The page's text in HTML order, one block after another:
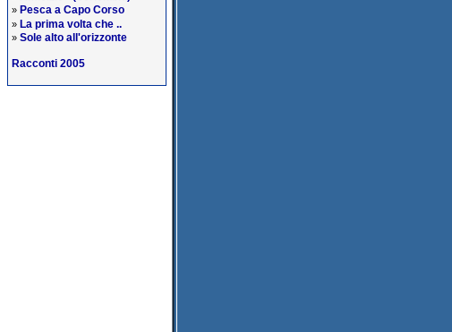
» Pesca a Capo Corso
» La prima volta che ..
» Sole alto all'orizzonte
Racconti 2005